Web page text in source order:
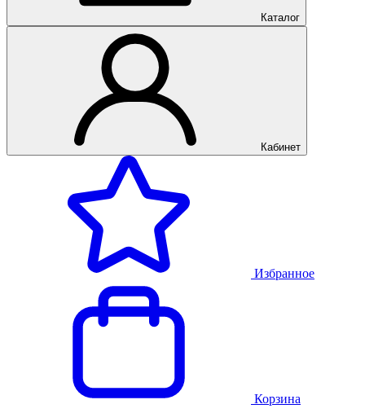
Каталог
Кабинет
Избранное
Корзина